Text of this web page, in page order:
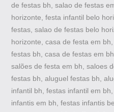
de festas bh, salao de festas
horizonte, festa infantil belo
festas, salao de festas belo
horizonte, casa de festa em
festas bh, casa de festas em
salões de festa em bh, saloes
festas bh, aluguel festas bh,
infantil bh, festas infantil em
infantis em bh, festas infantis